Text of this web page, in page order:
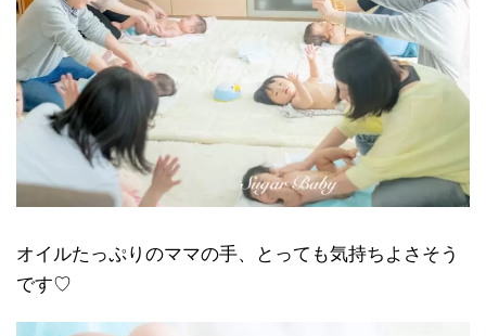
オイルたっぷりのママの手、とっても気持ちよさそう
です♡